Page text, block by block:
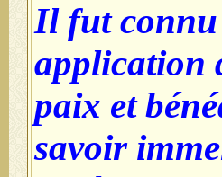
Il fut connu
application
paix et
savoir